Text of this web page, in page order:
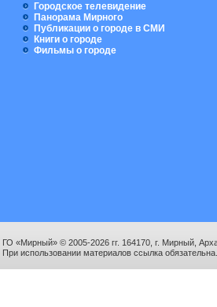
Городское телевидение
Панорама Мирного
Публикации о городе в СМИ
Книги о городе
Фильмы о городе
ГО «Мирный» © 2005-2026 гг. 164170, г. Мирный,
При использовании материалов ссылка обязательна.